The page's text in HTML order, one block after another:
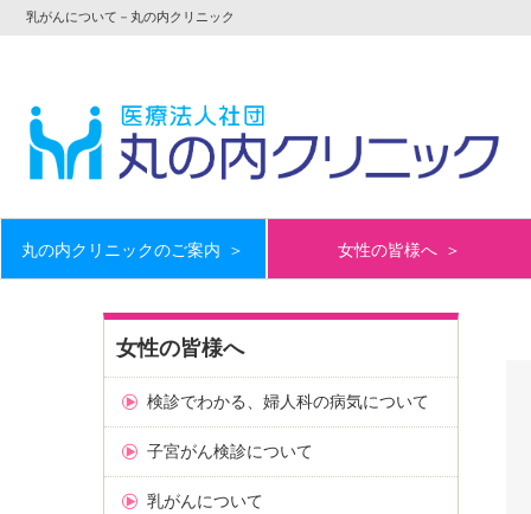
乳がんについて－丸の内クリニック
丸の内クリニックのご案内 ＞ 女性の皆様へ ＞
女性の皆様へ
検診でわかる、婦人科の病気について
子宮がん検診について
乳がんについて